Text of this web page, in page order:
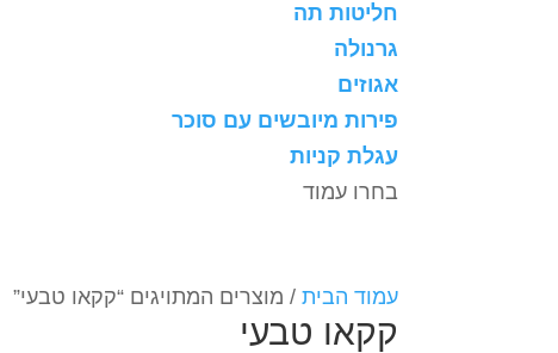
חליטות תה
גרנולה
אגוזים
פירות מיובשים עם סוכר
עגלת קניות
בחרו עמוד
עמוד הבית / מוצרים המתויגים “קקאו טבעי”
קקאו טבעי